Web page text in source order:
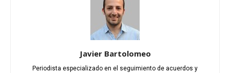
Javier Bartolomeo
Periodista especializado en el seguimiento de acuerdos y